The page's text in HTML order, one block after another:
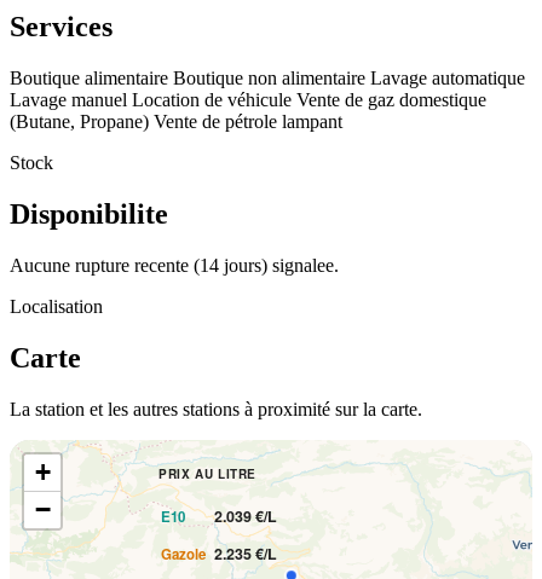
Services
Boutique alimentaire Boutique non alimentaire Lavage automatique
Lavage manuel Location de véhicule Vente de gaz domestique
(Butane, Propane) Vente de pétrole lampant
Stock
Disponibilite
Aucune rupture recente (14 jours) signalee.
Localisation
Carte
La station et les autres stations à proximité sur la carte.
PRIX AU LITRE
E10 2.039 €/L
Gazole 2.235 €/L
+
−